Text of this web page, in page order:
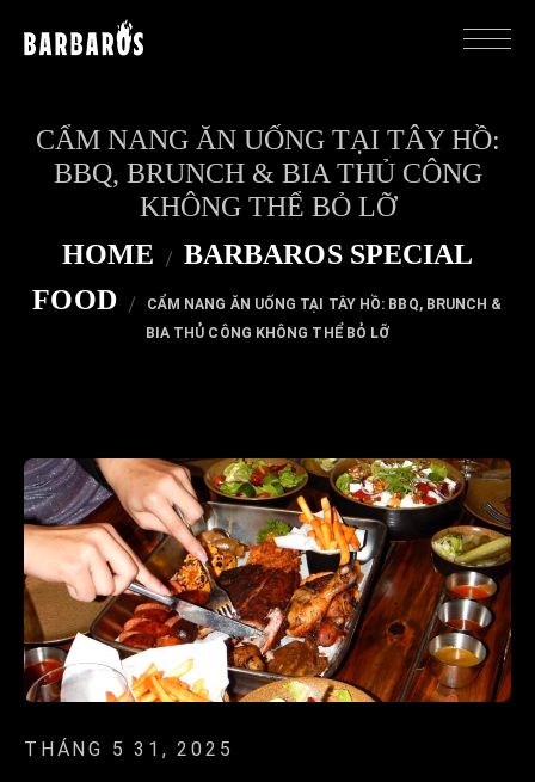
CẨM NANG ĂN UỐNG TẠI TÂY HỒ:
BBQ, BRUNCH & BIA THỦ CÔNG
KHÔNG THỂ BỎ LỠ
HOME
BARBAROS SPECIAL
FOOD
CẨM NANG ĂN UỐNG TẠI TÂY HỒ: BBQ, BRUNCH &
BIA THỦ CÔNG KHÔNG THỂ BỎ LỠ
THÁNG 5 31, 2025